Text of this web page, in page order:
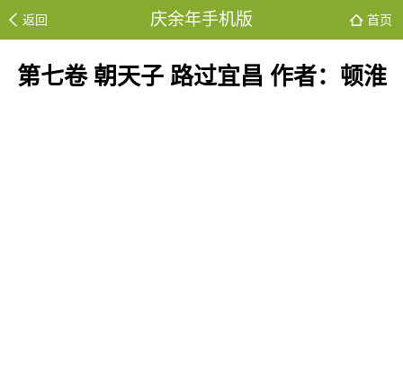
返回 庆余年手机版 首页
第七卷 朝天子 路过宜昌 作者：顿淮